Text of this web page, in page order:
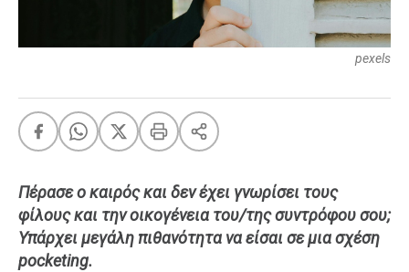
Πάσχα Eurovision
OMG LOL
A-List LGBTQI+
Xmas
pexels
Πέρασε ο καιρός και δεν έχει γνωρίσει τους
φίλους και την οικογένεια του/της συντρόφου σου;
Υπάρχει μεγάλη πιθανότητα να είσαι σε μια σχέση
pocketing.